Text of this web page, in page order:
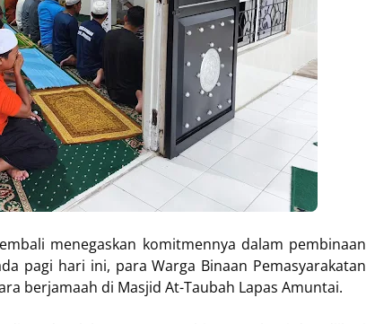
menegaskan komitmennya dalam pembinaan
pagi hari ini, para Warga Binaan Pemasyarakatan
berjamaah di Masjid At-Taubah Lapas Amuntai.